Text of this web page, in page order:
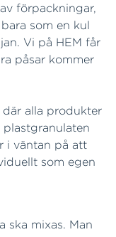
förpackningar,
som en kul
Vi på HEM får
påsar kommer
alla produkter
i väntan på att
som egen
ska mixas. Man